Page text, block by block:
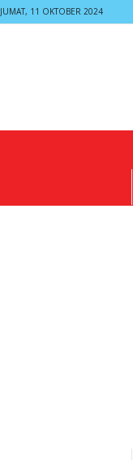
JUMAT, 11 OKTOBER 2024